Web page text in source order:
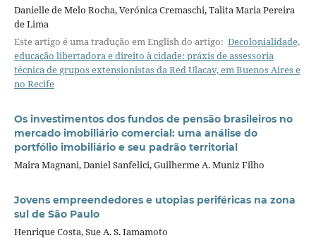
Danielle de Melo Rocha, Verónica Cremaschi, Talita Maria Pereira
de Lima
Este artigo é uma tradução em English do artigo: Decolonialidade,
educação libertadora e direito à cidade: práxis de assessoria
técnica de grupos extensionistas da Red Ulacav, em Buenos Aires e
no Recife
Os investimentos dos fundos de pensão brasileiros no
mercado imobiliário comercial: uma análise do
portfólio imobiliário e seu padrão territorial
Maira Magnani, Daniel Sanfelici, Guilherme A. Muniz Filho
Jovens empreendedores e utopias periféricas na zona
sul de São Paulo
Henrique Costa, Sue A. S. Iamamoto